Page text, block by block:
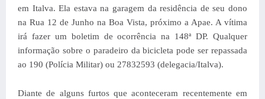
em Italva. Ela estava na garagem da residência de seu dono
na Rua 12 de Junho na Boa Vista, próximo a Apae. A vítima
irá fazer um boletim de ocorrência na 148ª DP. Qualquer
informação sobre o paradeiro da bicicleta pode ser repassada
ao 190 (Polícia Militar) ou 27832593 (delegacia/Italva).
Diante de alguns furtos que aconteceram recentemente em